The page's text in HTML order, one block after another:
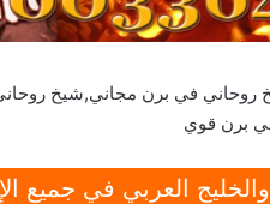
روحاني في برن مجاني,شيخ
برن قوي
العربي في جميع